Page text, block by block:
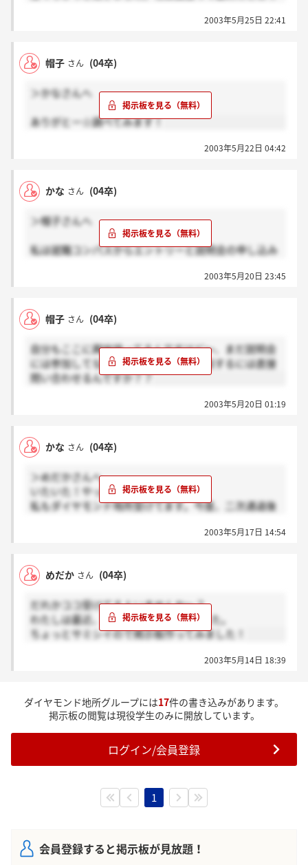
2003年5月25日 22:41
帽子 さん (04卒)
＞かなさんへ
ありがとー☆調べてみます！
2003年5月22日 04:42
かな さん (04卒)
＞帽子さんへ
私は就職コンパスからエントリーと説明会の申し込み
2003年5月20日 23:45
帽子 さん (04卒)
自分もここに興味持ってるんですけど～、まだ説明会
には参加してないんです。説明会に参加するには直接
問い合わせるんですか？？
2003年5月20日 01:19
かな さん (04卒)
＞めだかさんへ
いたいた！やっと見つけました。
私もダイヤモンド地所受けてます。今度、二次通過後
私のイメージではとっても和やかな空気だけど、やる
だかさんはどんなイメージもちました？？
2003年5月17日 14:54
めだか さん (04卒)
だれかココ受けてる人いませんか～？
わたしは最近、1次面接を受けてきました。
ちょっとサミシイので掲示板作ってみました！
2003年5月14日 18:39
ダイヤモンド地所グループには17件の書き込みがあります。
掲示板の閲覧は現役学生のみに開放しています。
ログイン/会員登録
1
会員登録すると掲示板が見放題！